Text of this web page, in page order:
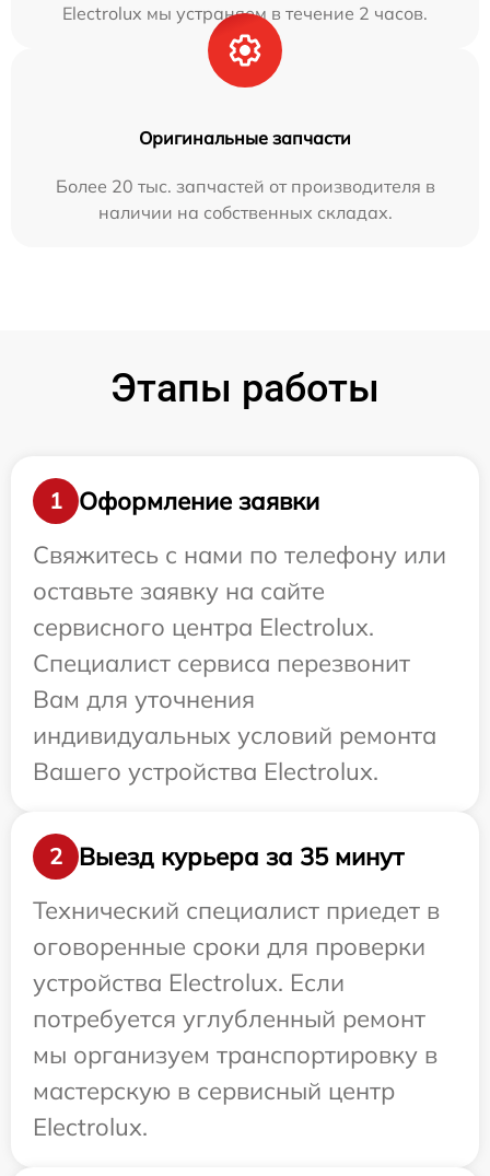
Electrolux мы устраняем в течение 2 часов.
Оригинальные запчасти
Более 20 тыс. запчастей от производителя в
наличии на собственных складах.
Этапы работы
1
Оформление заявки
Свяжитесь с нами по телефону или
оставьте заявку на сайте
сервисного центра Electrolux.
Специалист сервиса перезвонит
Вам для уточнения
индивидуальных условий ремонта
Вашего устройства Electrolux.
2
Выезд курьера за 35 минут
Технический специалист приедет в
оговоренные сроки для проверки
устройства Electrolux. Если
потребуется углубленный ремонт
мы организуем транспортировку в
мастерскую в сервисный центр
Electrolux.